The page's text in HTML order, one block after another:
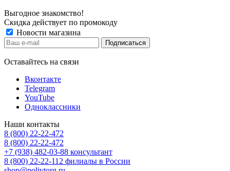
Выгодное знакомство!
Скидка действует по промокоду
Новости магазина
Оставайтесь на связи
Вконтакте
Telegram
YouTube
Одноклассники
Наши контакты
8 (800) 22-22-472
8 (800) 22-22-472
+7 (938) 482-03-88 консультант
8 (800) 22-22-112 филиалы в России